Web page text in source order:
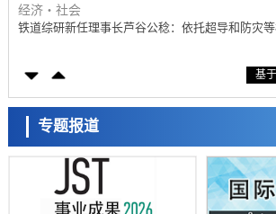
经济・社会
铁道综研新任理事长芦谷公稔：依托超导和防灾
东京大学通过叶绿体基因组编辑技术强化碳固定
科学研究
藤田医科大学等成功鉴定出非结核分枝杆菌生存
该基因的必要性因菌株而异
经济・社会
【AI法下篇】如何应对AI的不可控性——中央大
科学研究
基
专题报道